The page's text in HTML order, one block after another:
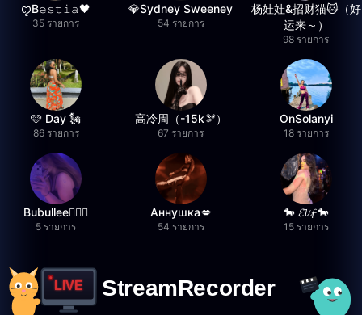
ꨄB𝚎𝚜𝚝𝚒𝚊🖤
35 รายการ
💎Sydney Sweeney
54 รายการ
杨娃娃&招财猫🐱（好
运来～）
98 รายการ
🩷 Day 🗽
86 รายการ
高冷周（-15k🫘）
67 รายการ
OnSolanyi
18 รายการ
Bubullee🧚🏼‍♀️
5 รายการ
Аннушка💋
54 รายการ
🐎 𝓔𝓵𝓲𝓯 🐎
15 รายการ